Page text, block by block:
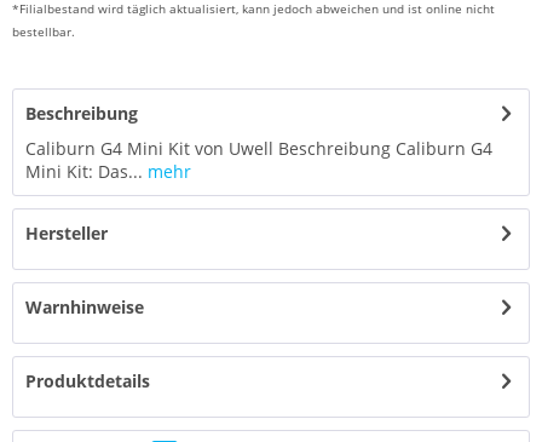
*Filialbestand wird täglich aktualisiert, kann jedoch abweichen und ist online nicht
bestellbar.
Beschreibung
Caliburn G4 Mini Kit von Uwell Beschreibung Caliburn G4
Mini Kit: Das... mehr
Hersteller
Warnhinweise
Produktdetails